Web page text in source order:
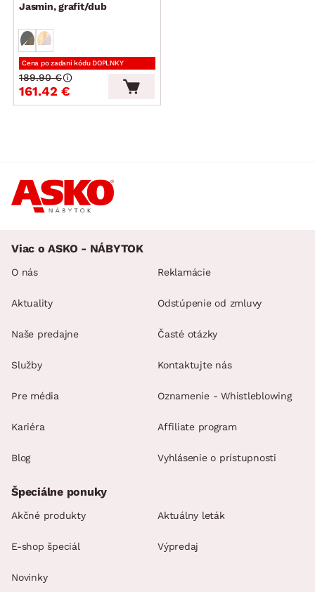
Jasmin, grafit/dub
Cena po zadaní kódu DOPLNKY
161.42 €
189.90 €
Viac o ASKO - NÁBYTOK
O nás
Aktuality
Naše predajne
Služby
Pre média
Kariéra
Blog
Reklamácie
Odstúpenie od zmluvy
Časté otázky
Kontaktujte nás
Oznamenie - Whistleblowing
Affiliate program
Vyhlásenie o prístupnosti
Špeciálne ponuky
Akčné produkty Aktuálny leták
E-shop špeciál Výpredaj
Novinky